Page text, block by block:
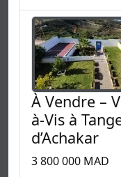
À Vendre –
à-Vis à
d’Achakar
3 800 000 MAD